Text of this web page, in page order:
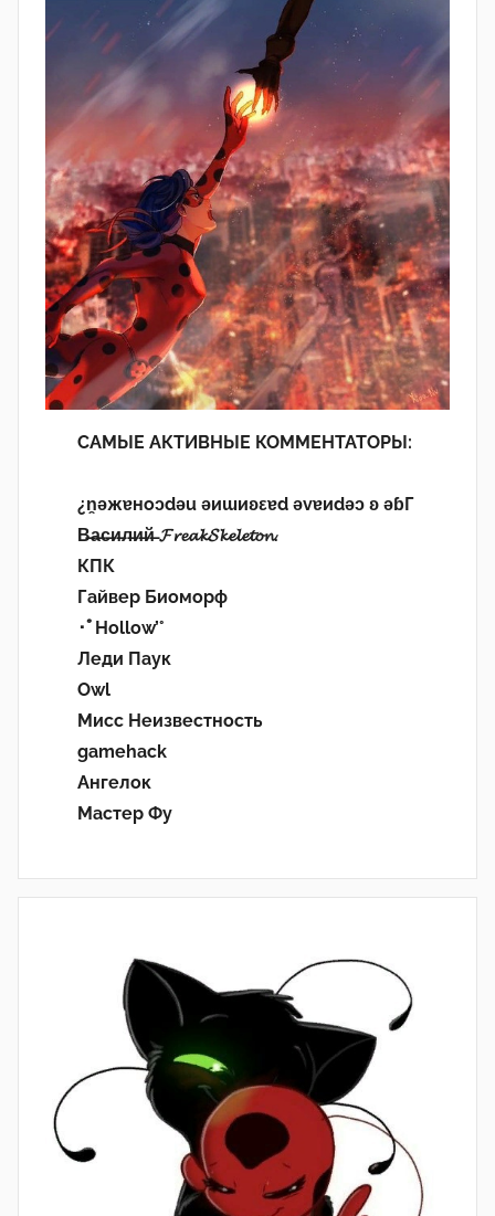
САМЫЕ АКТИВНЫЕ КОММЕНТАТОРЫ:
¿n̯ǝжɐноɔdǝu ǝиɯиʚεɐd ǝvɐиdǝɔ ʚ ǝɓГ
В̶а̶с̶и̶л̶и̶й̶ 𝓕𝓻𝓮𝓪𝓴𝓢𝓴𝓮𝓵𝓮𝓽𝓸𝓷.
КПК
Гайвер Биоморф
･ﾟHollow’°
Леди Паук
Owl
Мисс Неизвестность
gamehack
Ангелок
Мастер Фу